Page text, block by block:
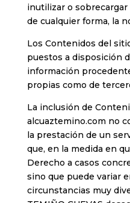
inutilizar o
de cualquier forma, la
Los Contenidos del
puestos a disposición
información
propias como de
La inclusión de
alcuaztemino.com no
la prestación de un
que, en la medida en
Derecho a casos
sino que puede variar
circunstancias muy